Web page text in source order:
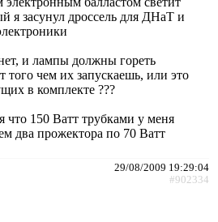
я засунул дроссель для ДНаТ и
и лампы должны гореть
того чем их запускаешь, или это
в комплекте ???
что 150 Ватт трубками у меня
два прожектора по 70 Ватт
29/08/2009 19:29:04
#902334